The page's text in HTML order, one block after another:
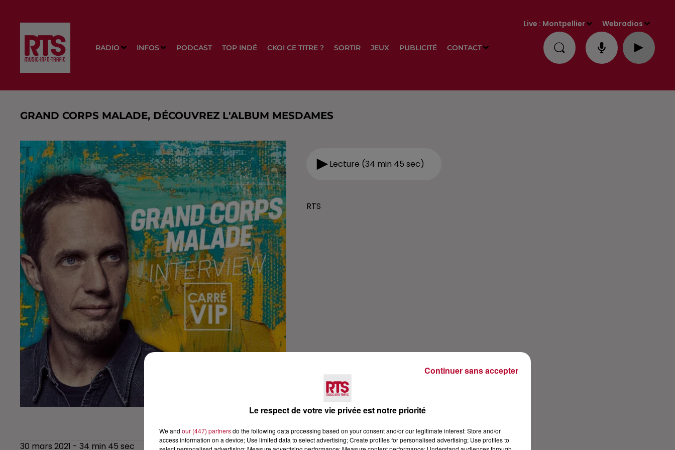
RADIO INFOS PODCAST TOP INDÉ CKOI CE TITRE ? SORTIR JEUX PUBLICITÉ CONTACT
Live : Montpellier Webradios
GRAND CORPS MALADE, DÉCOUVREZ L'ALBUM MESDAMES
Lecture (34 min 45 sec)
RTS
30 mars 2021 - 34 min 45 sec
Le respect de votre vie privée est notre priorité
We and our (447) partnersdo the following data processing based on your consent and/or our legitimate interest: Store and/or
access information on a device; Use limited data to select advertising; Create profiles for personalised advertising; Use profiles to
Continuer sans accepter